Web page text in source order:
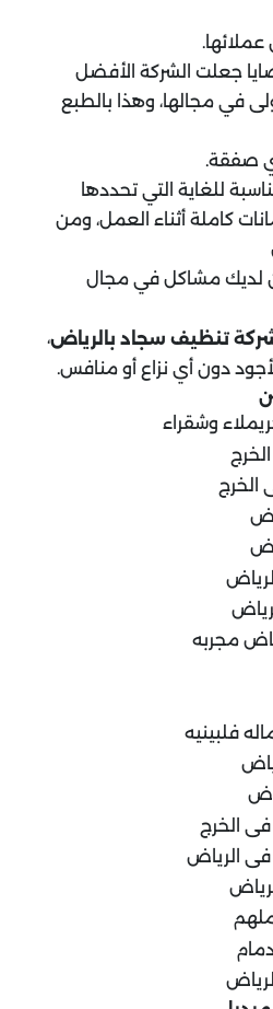
عملائها.
جعلت الشركة الأفضل
في مجالها، وهذا بالطبع
أي صفقة.
للغاية التي تحددها
كاملة أثناء العمل، ومن
لديك مشاكل في مجال
تنظيف سجاد بالرياض،
دون أي نزاع أو منافس.
وشقراء
الخرج
مجربه
فلبينيه
الخرج
الرياض